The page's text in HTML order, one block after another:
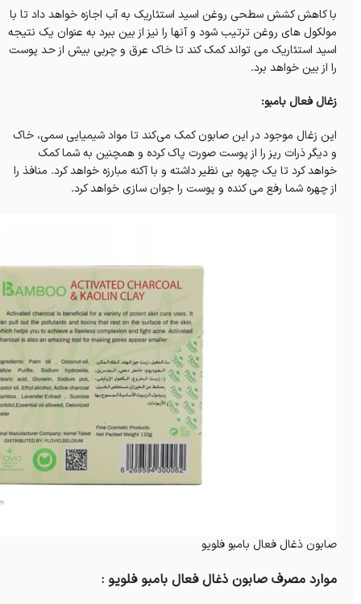
با کاهش کشش سطحی روغن اسید استئاریک به آب اجازه خواهد داد تا با
مولکول های روغن ترتیب شود و آنها را نیز از بین ببرد به عنوان یک نتیجه
اسید استئاریک می تواند کمک کند تا خاک عرق و چربی بیش از حد پوست
را از بین خواهد برد.
زغال فعال بامبو:
این زغال موجود در این صابون کمک می‌کند تا مواد شیمیایی سمی، خاک
و دیگر ذرات ریز را از پوست صورت پاک کرده و همچنین به شما کمک
خواهد کرد تا یک چهره بی نظیر داشته و با آکنه مبارزه خواهد کرد. منافذ را
از چهره شما رفع می کنده و پوست را جوان سازی خواهد کرد.
صابون ذغال فعال بامبو فلویو
موارد مصرف صابون ذغال فعال بامبو فلویو :